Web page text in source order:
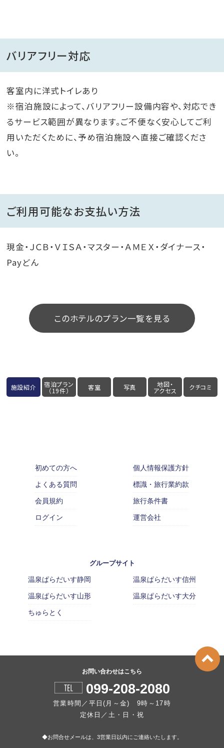
バリアフリー対応
客室内に洋式トイレあり
※宿泊施設によって、バリアフリー設備内容や、対応でき
るサービス範囲が異なります。ご不便なく安心してご利
用いただくために、予め宿泊施設へ直接ご確認くださ
い。
ご利用可能なお支払い方法
現金・ＪＣＢ・ＶＩＳＡ・マスター・ＡＭＥＸ・ダイナース・
Payどん
このホテルのプラン一覧を見る
施設紹介 宿泊プラン
（19件） 客室 写真 地図・
アクセス クチコミ
初めての方へ
よくある質問
会員規約
ログイン
個人情報保護方針
標識・旅行業約款
旅行条件書
運営会社
グループサイト
温泉ぱらだいす静岡
温泉ぱらだいす山形
ちゅらとく
温泉ぱらだいす信州
温泉ぱらだいす大分
お問い合わせはこちら
099-208-2080
営業時間／平日(月～金) 9時～17時
定休日／土・日・祝
◆お問合せメールは、3営業日以内にご連絡いたします。